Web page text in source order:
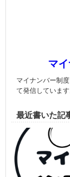
マ
マイナンバー制
て発信しています
最近書いた記